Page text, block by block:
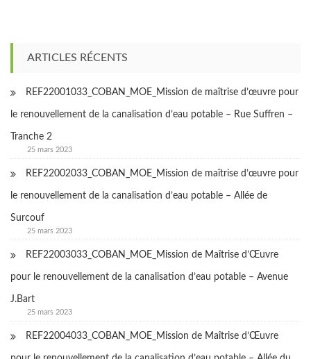
ARTICLES RÉCENTS
REF22001033_COBAN_MOE_Mission de maîtrise d’œuvre pour
le renouvellement de la canalisation d’eau potable – Rue Suffren –
Tranche 2
25 mars 2023
REF22002033_COBAN_MOE_Mission de maîtrise d’œuvre pour
le renouvellement de la canalisation d’eau potable – Allée de
Surcouf
25 mars 2023
REF22003033_COBAN_MOE_Mission de Maîtrise d’Œuvre
pour le renouvellement de la canalisation d’eau potable – Avenue
J.Bart
25 mars 2023
REF22004033_COBAN_MOE_Mission de Maîtrise d’Œuvre